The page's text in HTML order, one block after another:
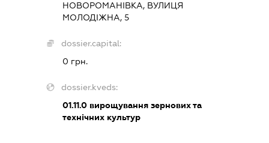
НОВОРОМАНІВКА, ВУЛИЦЯ
МОЛОДІЖНА, 5
dossier.capital:
0 грн.
dossier.kveds:
01.11.0 вирощування зернових та
технічних культур